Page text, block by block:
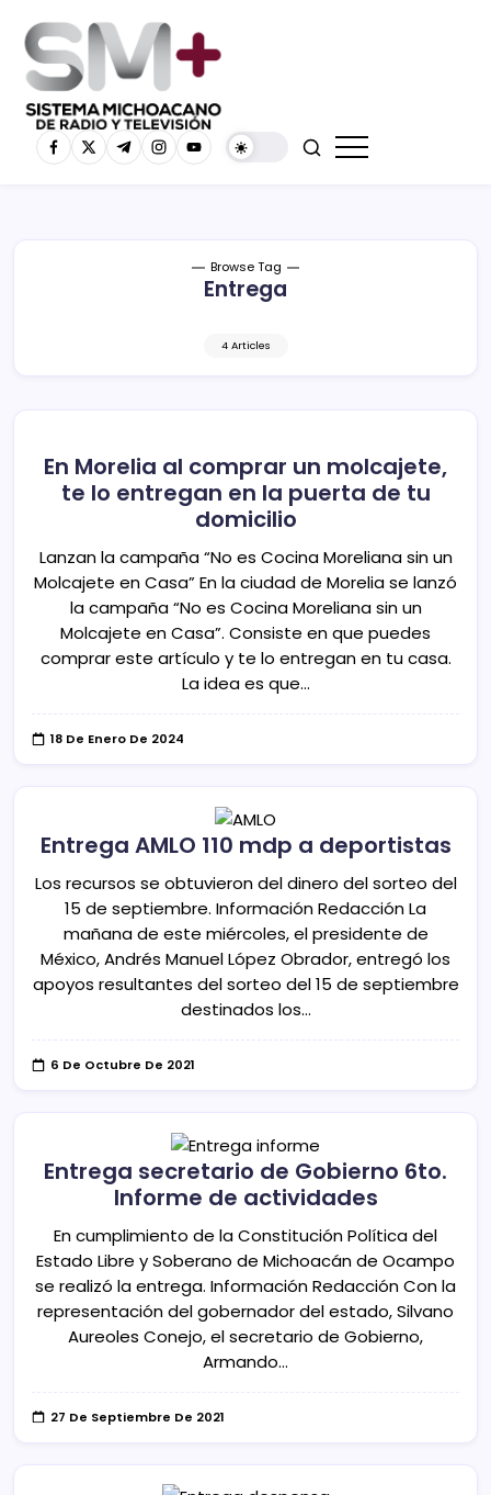
Browse Tag
Entrega
4 Articles
En Morelia al comprar un molcajete,
te lo entregan en la puerta de tu
domicilio
Lanzan la campaña “No es Cocina Moreliana sin un
Molcajete en Casa” En la ciudad de Morelia se lanzó
la campaña “No es Cocina Moreliana sin un
Molcajete en Casa”. Consiste en que puedes
comprar este artículo y te lo entregan en tu casa.
La idea es que…
18 De Enero De 2024
Entrega AMLO 110 mdp a deportistas
Los recursos se obtuvieron del dinero del sorteo del
15 de septiembre. Información Redacción La
mañana de este miércoles, el presidente de
México, Andrés Manuel López Obrador, entregó los
apoyos resultantes del sorteo del 15 de septiembre
destinados los…
6 De Octubre De 2021
Entrega secretario de Gobierno 6to.
Informe de actividades
En cumplimiento de la Constitución Política del
Estado Libre y Soberano de Michoacán de Ocampo
se realizó la entrega. Información Redacción Con la
representación del gobernador del estado, Silvano
Aureoles Conejo, el secretario de Gobierno,
Armando…
27 De Septiembre De 2021